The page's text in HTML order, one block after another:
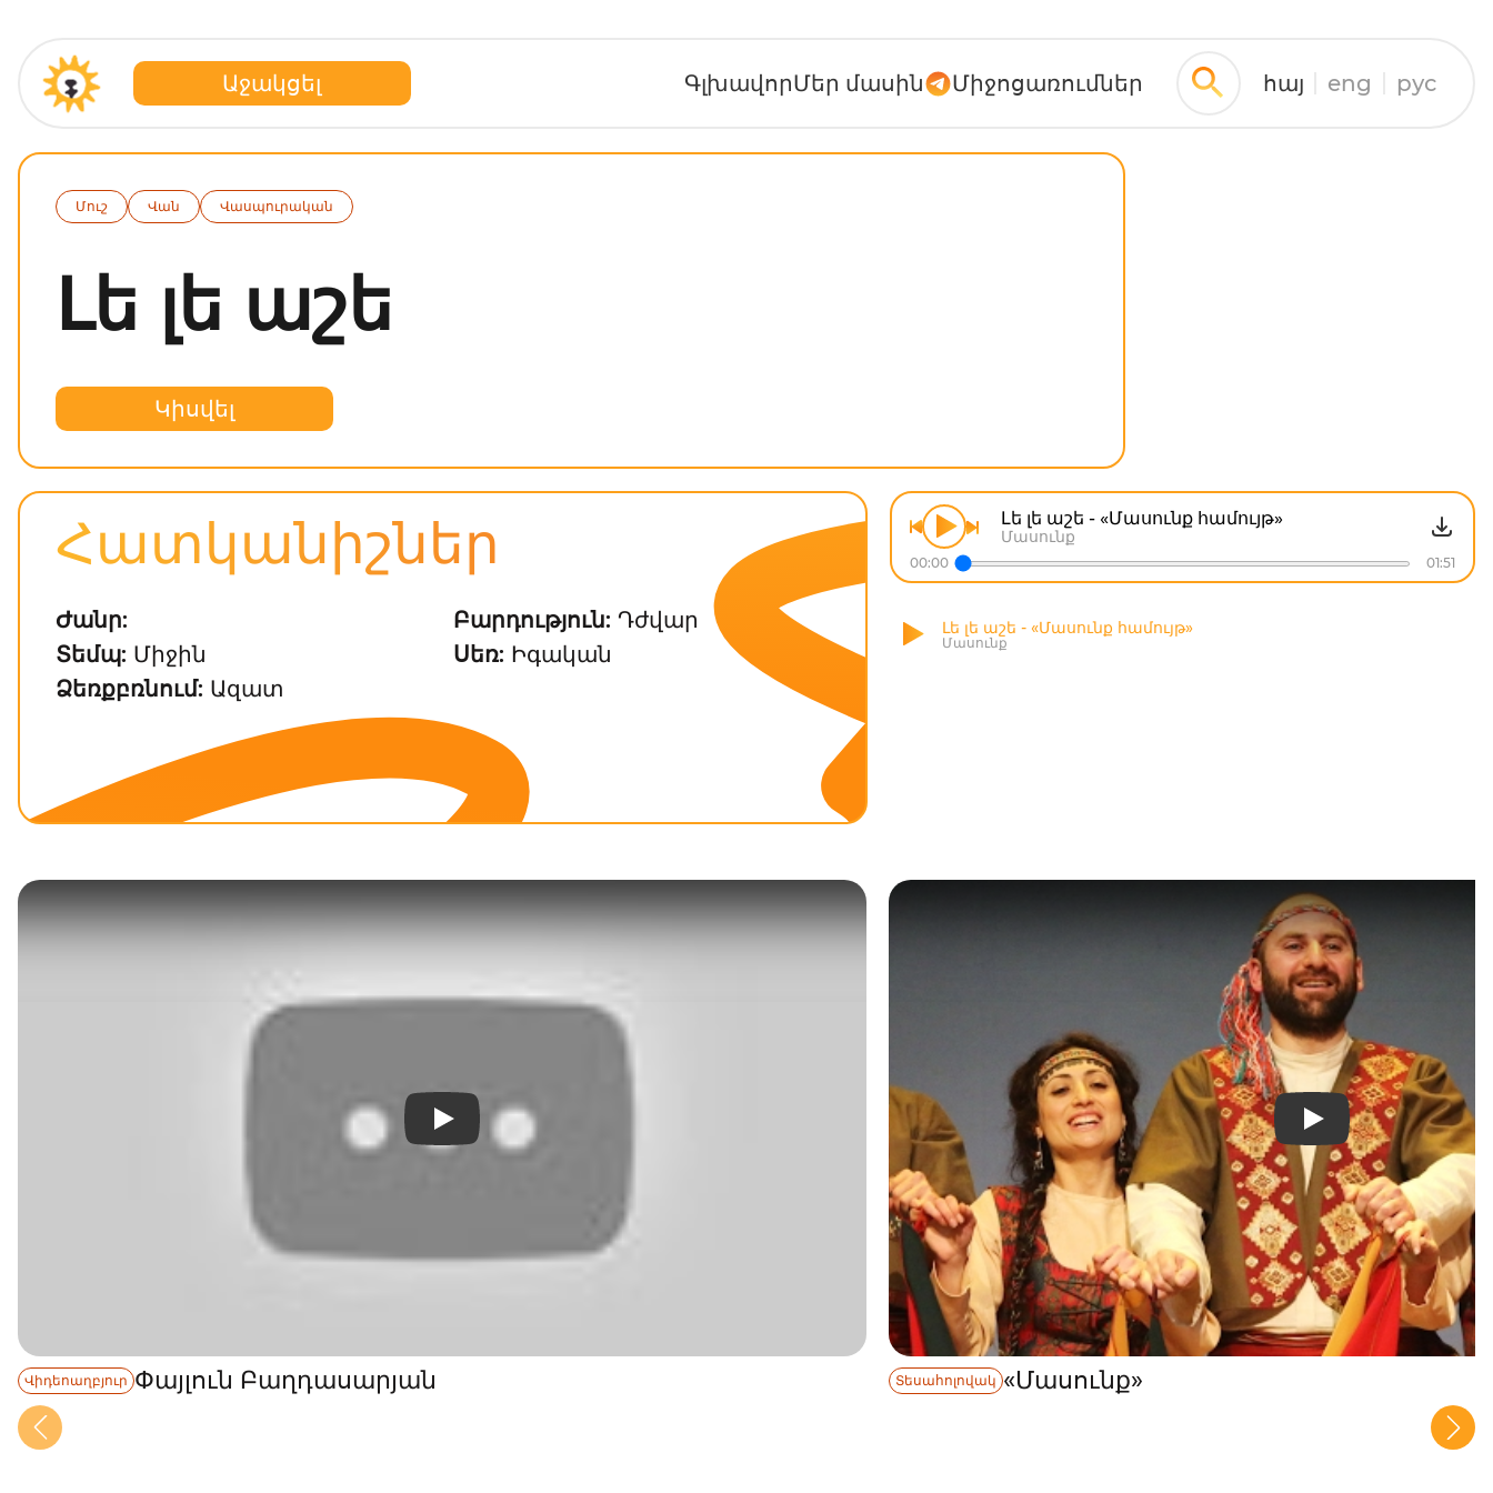
Աջակցել ԳլխավորՄեր մասին Միջոցառումներ հայ eng рус
Մուշ Վան Վասպուրական
Լե լե աշե
Կիսվել
Հատկանիշներ
Ժանր: Բարդություն: Դժվար
Տեմպ: Միջին Սեռ: Իգական
Ձեռքբռնում: Ազատ
Լե լե աշե - «Մասունք համույթ»
Մասունք
00:00 01:51
Լե լե աշե - «Մասունք համույթ»
Մասունք
Վիդեոաղբյուր Փայլուն Բաղդասարյան Տեսահոլովակ «Մասունք»